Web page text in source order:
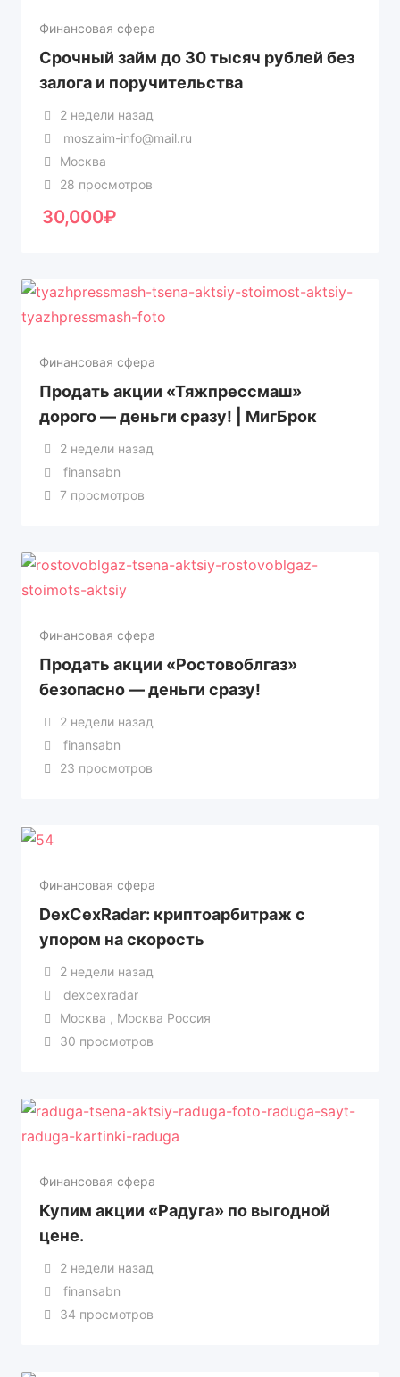
Финансовая сфера
Срочный займ до 30 тысяч рублей без
залога и поручительства
2 недели назад
moszaim-info@mail.ru
Москва
28 просмотров
30,000₽
Финансовая сфера
Продать акции «Тяжпрессмаш»
дорого — деньги сразу! | МигБрок
2 недели назад
finansabn
7 просмотров
Финансовая сфера
Продать акции «Ростовоблгаз»
безопасно — деньги сразу!
2 недели назад
finansabn
23 просмотров
Финансовая сфера
DexCexRadar: криптоарбитраж с
упором на скорость
2 недели назад
dexcexradar
Москва , Москва Россия
30 просмотров
Финансовая сфера
Купим акции «Радуга» по выгодной
цене.
2 недели назад
finansabn
34 просмотров